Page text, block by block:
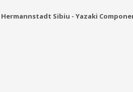
Hermannstadt Sibiu - Yazaki